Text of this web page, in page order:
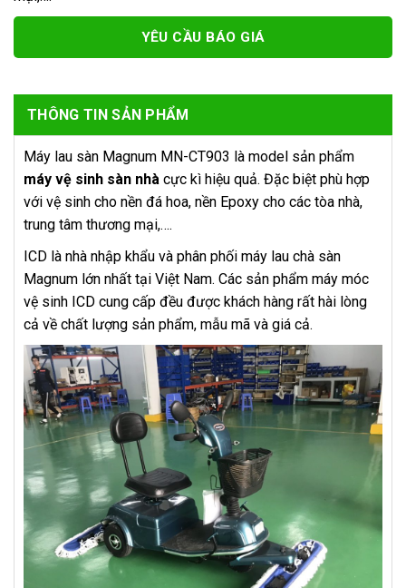
YÊU CẦU BÁO GIÁ
THÔNG TIN SẢN PHẨM
Máy lau sàn Magnum MN-CT903 là model sản phẩm
máy vệ sinh sàn nhà cực kì hiệu quả. Đặc biệt phù hợp
với vệ sinh cho nền đá hoa, nền Epoxy cho các tòa nhà,
trung tâm thương mại,….
ICD là nhà nhập khẩu và phân phối máy lau chà sàn
Magnum lớn nhất tại Việt Nam. Các sản phẩm máy móc
vệ sinh ICD cung cấp đều được khách hàng rất hài lòng
cả về chất lượng sản phẩm, mẫu mã và giá cả.